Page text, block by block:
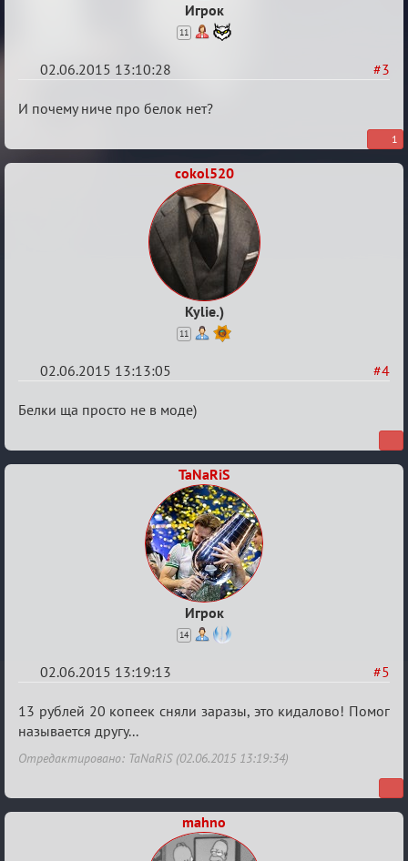
Игрок
11
#3
02.06.2015 13:10:28
Re:
посвящается
И почему ниче про белок нет?
1
cokol520
Kylie.)
11
#4
02.06.2015 13:13:05
Re:
посвящается
Белки ща просто не в моде)
TaNaRiS
Игрок
14
#5
02.06.2015 13:19:13
Re:
Варягам
посвящается
13 рублей 20 копеек сняли заразы, это кидалово! Помог
называется другу...
Отредактировано: TaNaRiS (02.06.2015 13:19:34)
mahno